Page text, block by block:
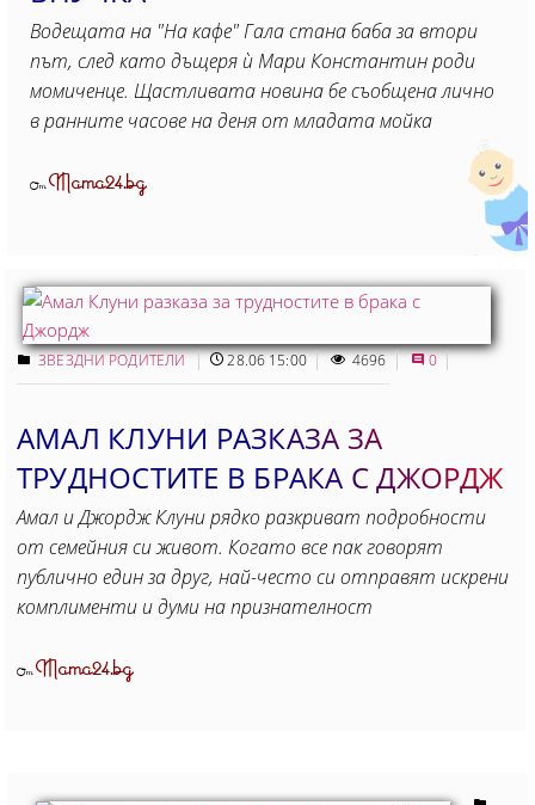
Водещата на "На кафе" Гала стана баба за втори
път, след като дъщеря ѝ Мари Константин роди
момиченце. Щастливата новина бе съобщена лично
в ранните часове на деня от младата мойка
ОтMama24.bg
ЗВЕЗДНИ РОДИТЕЛИ 28.06 15:00 4696 0
АМАЛ КЛУНИ РАЗКАЗА ЗА
ТРУДНОСТИТЕ В БРАКА С ДЖОРДЖ
Амал и Джордж Клуни рядко разкриват подробности
от семейния си живот. Когато все пак говорят
публично един за друг, най-често си отправят искрени
комплименти и думи на признателност
ОтMama24.bg